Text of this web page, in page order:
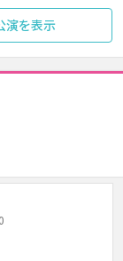
演を表示